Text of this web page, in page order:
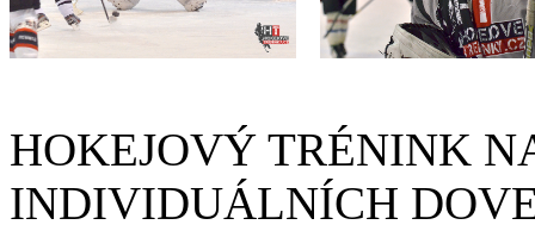
HOKEJOVÝ TRÉNINK
INDIVIDUÁLNÍCH